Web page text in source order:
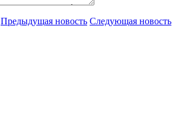
Предыдущая новость Следующая новость